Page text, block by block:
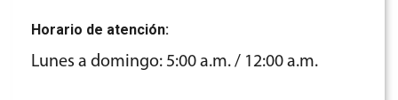
Horario de atención:
Lunes a domingo: 5:00 a.m. / 12:00 a.m.